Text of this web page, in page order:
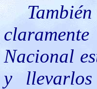
Nacional
y